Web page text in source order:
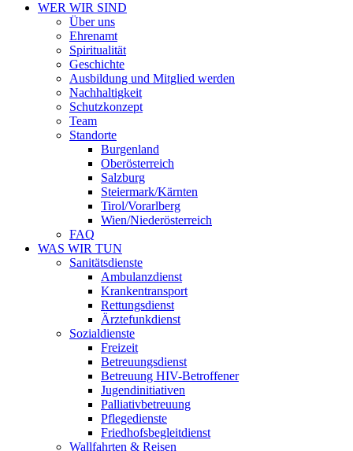
WER WIR SIND
Über uns
Ehrenamt
Spiritualität
Geschichte
Ausbildung und Mitglied werden
Nachhaltigkeit
Schutzkonzept
Team
Standorte
Burgenland
Oberösterreich
Salzburg
Steiermark/Kärnten
Tirol/Vorarlberg
Wien/Niederösterreich
FAQ
WAS WIR TUN
Sanitätsdienste
Ambulanzdienst
Krankentransport
Rettungsdienst
Ärztefunkdienst
Sozialdienste
Freizeit
Betreuungsdienst
Betreuung HIV-Betroffener
Jugendinitiativen
Palliativbetreuung
Pflegedienste
Friedhofsbegleitdienst
Wallfahrten & Reisen